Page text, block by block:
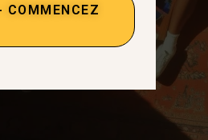
COMMENCEZ